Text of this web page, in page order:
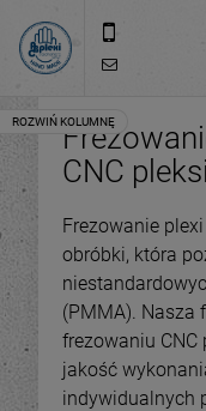
CNC pleksi
Frezowanie
obróbki, która
(PMMA). Nasza
frezowaniu CNC
jakość
indywidualnych